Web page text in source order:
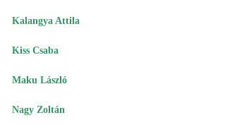
Kalangya Attila
Kiss Csaba
Maku László
Nagy Zoltán